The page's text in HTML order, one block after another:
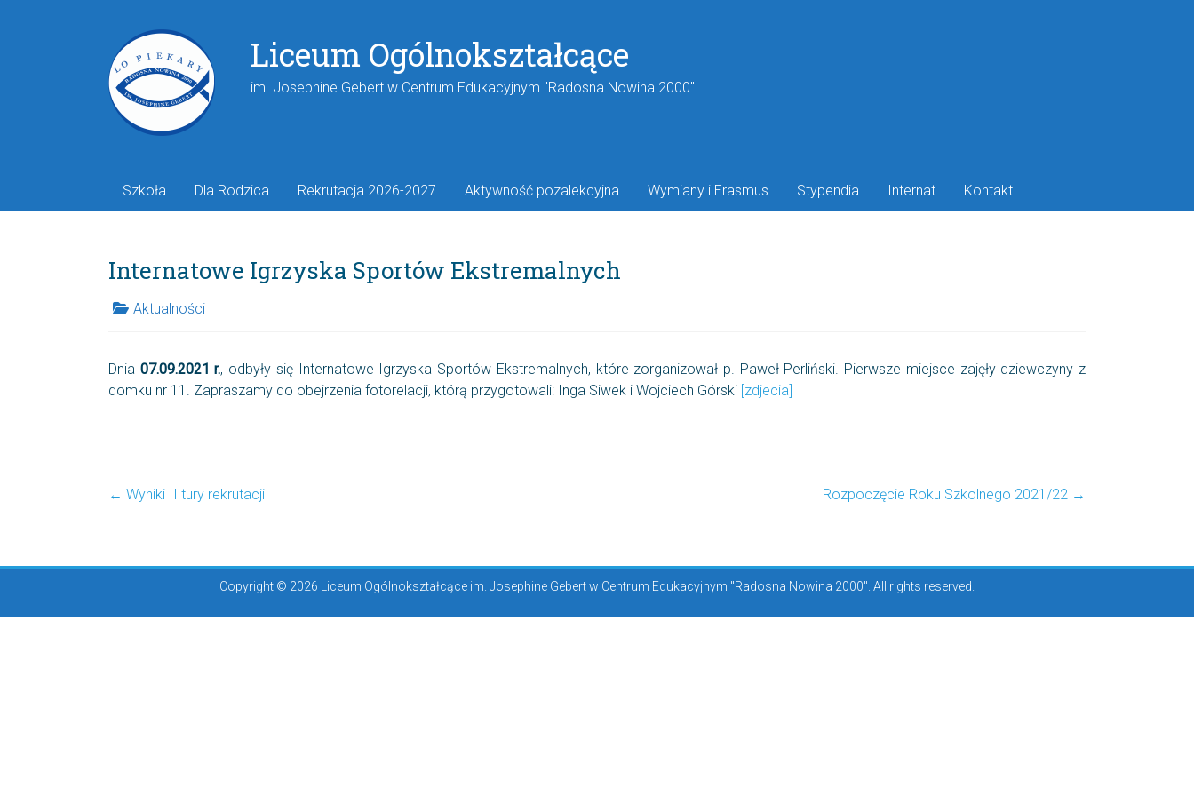
Liceum Ogólnokształcące
im. Josephine Gebert w Centrum Edukacyjnym "Radosna Nowina 2000"
Szkoła Dla Rodzica Rekrutacja 2026-2027 Aktywność pozalekcyjna Wymiany i Erasmus Stypendia Internat Kontakt
Internatowe Igrzyska Sportów Ekstremalnych
Aktualności
Dnia 07.09.2021 r., odbyły się Internatowe Igrzyska Sportów Ekstremalnych, które zorganizował p. Paweł Perliński. Pierwsze miejsce zajęły dziewczyny z
domku nr 11. Zapraszamy do obejrzenia fotorelacji, którą przygotowali: Inga Siwek i Wojciech Górski [zdjecia]
← Wyniki II tury rekrutacji Rozpoczęcie Roku Szkolnego 2021/22 →
Copyright © 2026 Liceum Ogólnokształcące im. Josephine Gebert w Centrum Edukacyjnym "Radosna Nowina 2000". All rights reserved.